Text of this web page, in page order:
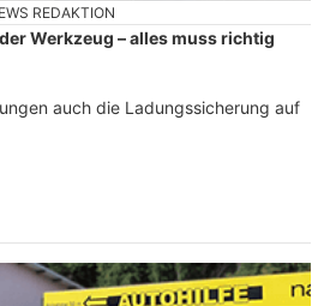
REDAKTION
Werkzeug – alles muss richtig
auch die Ladungssicherung auf